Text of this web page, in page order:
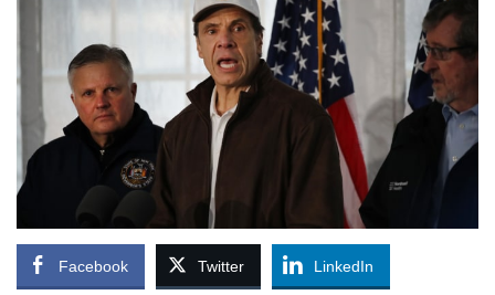
Facebook Twitter LinkedIn